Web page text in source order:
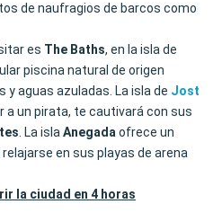
de naufragios de barcos como
es The Baths, en la isla de
piscina natural de origen
y aguas azuladas. La isla de Jost
a un pirata, te cautivará con sus
. La islaAnegadaofrece un
en sus playas de arena
la ciudad en 4 horas